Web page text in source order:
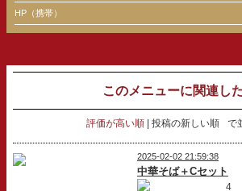
HP（携帯）
このメニューに関連し
評価が高い順 投稿の新しい順 で
2025-02-02 21:59:38
中華そば＋Cセット
4